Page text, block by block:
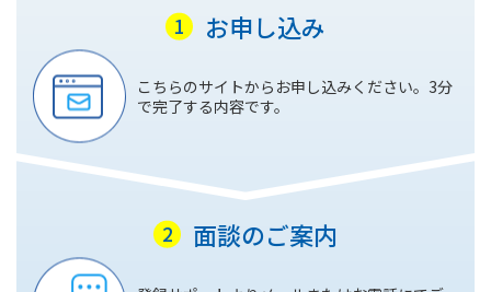
お申し込み
こちらのサイトからお申し込みください。3分
で完了する内容です。
面談のご案内